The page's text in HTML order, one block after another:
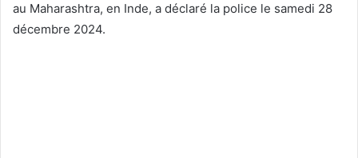
au Maharashtra, en Inde, a déclaré la police le samedi 28
décembre 2024.